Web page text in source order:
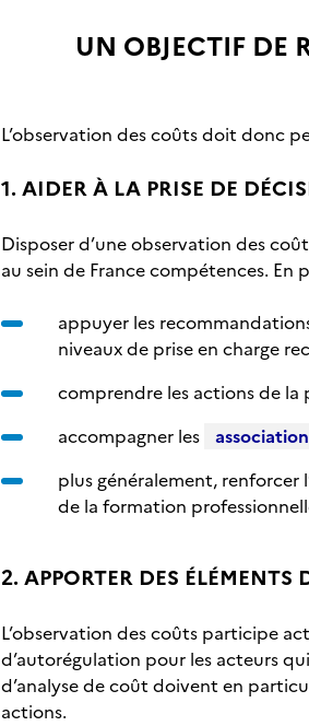
UN OBJECTIF DE
L’observation des coûts doit donc
1. AIDER À LA PRISE DE
Disposer d’une observation des
au sein de France compétences.
appuyer les
niveaux de prise en charge
comprendre les actions de
accompagner les
plus généralement, renforcer
de la formation
2. APPORTER DES
L’observation des coûts participe
d’autorégulation pour les acteurs
d’analyse de coût doivent en
actions.